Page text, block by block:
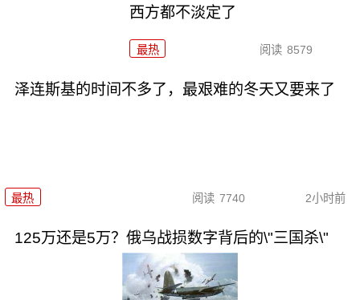
西方都不淡定了
最热 阅读 8579
泽连斯基的时间不多了，最艰难的冬天又要来了
最热 阅读 7740 2小时前
125万还是5万？俄乌战损数字背后的\"三国杀\"